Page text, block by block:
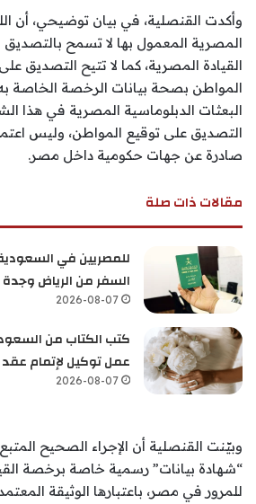
وأكدت القنصلية، في بيان توضيحي، أن
المصرية المعمول بها لا تسمح
القيادة المصرية، كما لا تتيح التصديق
المواطن بصحة بيانات الرخصة الخاصة
البعثات الدبلوماسية المصرية في هذا
التصديق على توقيع المواطن، وليس
صادرة عن جهات حكومية داخل مصر.
مقالات ذات صلة
للمصريين في
السفر من الرياض وجدة
2026-08-07
كتب الكتاب من
عمل توكيل لإتمام
2026-08-07
وبيّنت القنصلية أن الإجراء الصحيح
“شهادة بيانات” رسمية خاصة برخصة
للمرور في مصر، باعتبارها الوثيقة